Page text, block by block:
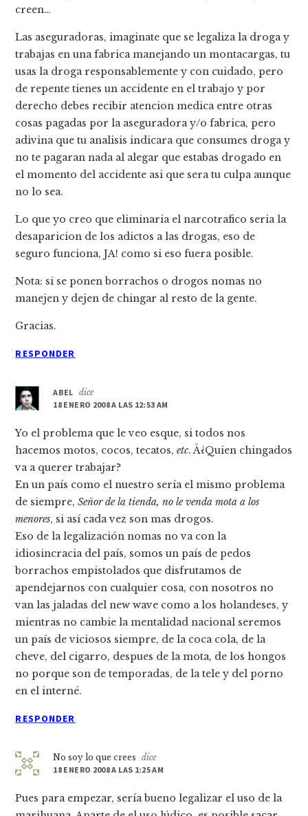
creen…
Las aseguradoras, imaginate que se legaliza la droga y
trabajas en una fabrica manejando un montacargas, tu
usas la droga responsablemente y con cuidado, pero
de repente tienes un accidente en el trabajo y por
derecho debes recibir atencion medica entre otras
cosas pagadas por la aseguradora y/o fabrica, pero
adivina que tu analisis indicara que consumes droga y
no te pagaran nada al alegar que estabas drogado en
el momento del accidente asi que sera tu culpa aunque
no lo sea.
Lo que yo creo que eliminaria el narcotrafico seria la
desaparicion de los adictos a las drogas, eso de
seguro funciona, JA! como si eso fuera posible.
Nota: si se ponen borrachos o drogos nomas no
manejen y dejen de chingar al resto de la gente.
Gracias.
RESPONDER
ABEL dice
18 ENERO 2008 A LAS 12:53 AM
Yo el problema que le veo esque, si todos nos
hacemos motos, cocos, tecatos,etc. Â¿Quien chingados
va a querer trabajar?
En un paí­s como el nuestro serí­a el mismo problema
de siempre,Señor de la tienda, no le venda mota a los
menores, si así­ cada vez son mas drogos.
Eso de la legalización nomas no va con la
idiosincracia del paí­s, somos un paí­s de pedos
borrachos empistolados que disfrutamos de
apendejarnos con cualquier cosa, con nosotros no
van las jaladas del new wave como a los holandeses, y
mientras no cambie la mentalidad nacional seremos
un paí­s de viciosos siempre, de la coca cola, de la
cheve, del cigarro, despues de la mota, de los hongos
no porque son de temporadas, de la tele y del porno
en el interné.
RESPONDER
No soy lo que crees
dice
18 ENERO 2008 A LAS 1:25 AM
Pues para empezar, serí­a bueno legalizar el uso de la